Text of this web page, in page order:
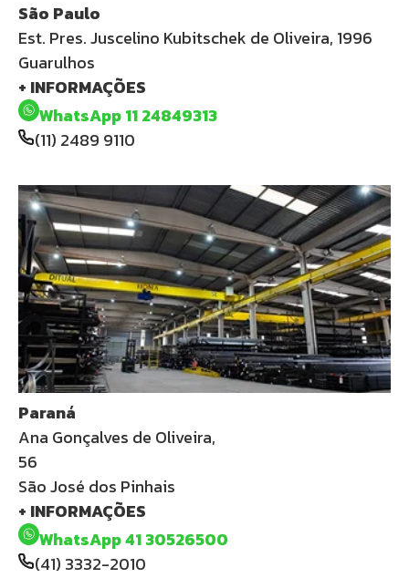
São Paulo
Est. Pres. Juscelino Kubitschek de Oliveira, 1996
Guarulhos
+ INFORMAÇÕES
WhatsApp 11 24849313
(11) 2489 9110
Paraná
Ana Gonçalves de Oliveira,
56
São José dos Pinhais
+ INFORMAÇÕES
WhatsApp 41 30526500
(41) 3332-2010